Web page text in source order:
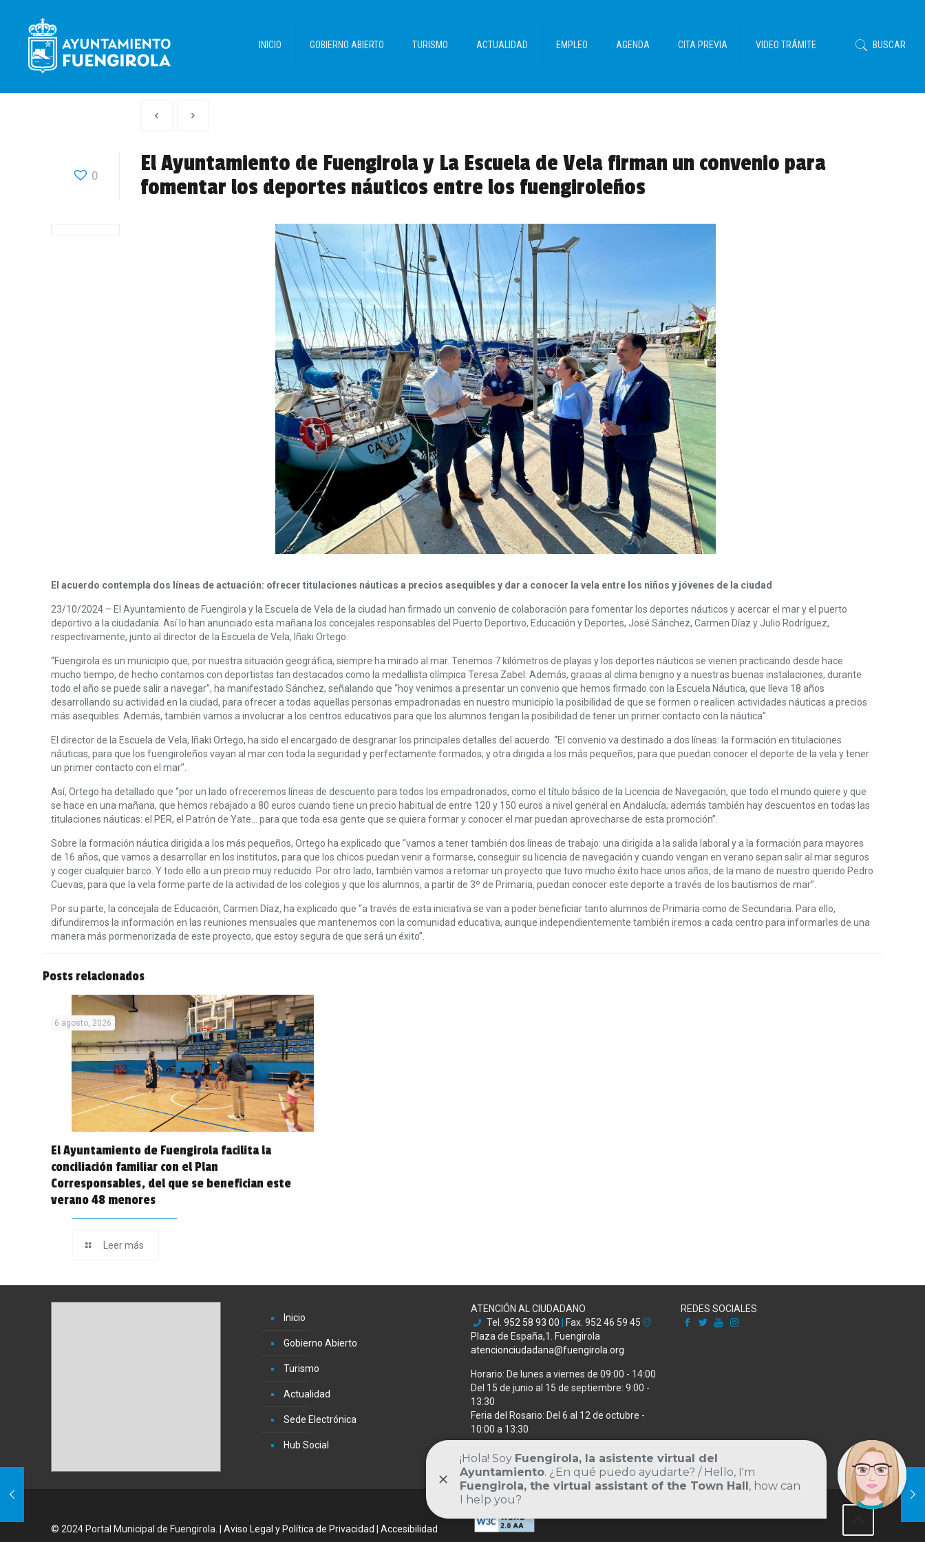
INICIO GOBIERNO ABIERTO TURISMO ACTUALIDAD EMPLEO AGENDA CITA PREVIA VIDEO TRÁMITE BUSCAR
anterior
0
El Ayuntamiento de Fuengirola y La Escuela de Vela firman un convenio para
fomentar los deportes náuticos entre los fuengiroleños
El acuerdo contempla dos líneas de actuación: ofrecer titulaciones náuticas a precios asequibles y dar a conocer la vela entre los niños y jóvenes de la ciudad
23/10/2024 – El Ayuntamiento de Fuengirola y la Escuela de Vela de la ciudad han firmado un convenio de colaboración para fomentar los deportes náuticos y acercar el mar y el puerto
deportivo a la ciudadanía. Así lo han anunciado esta mañana los concejales responsables del Puerto Deportivo, Educación y Deportes, José Sánchez, Carmen Díaz y Julio Rodríguez,
respectivamente, junto al director de la Escuela de Vela, Iñaki Ortego.
“Fuengirola es un municipio que, por nuestra situación geográfica, siempre ha mirado al mar. Tenemos 7 kilómetros de playas y los deportes náuticos se vienen practicando desde hace
mucho tiempo, de hecho contamos con deportistas tan destacados como la medallista olímpica Teresa Zabel. Además, gracias al clima benigno y a nuestras buenas instalaciones, durante
todo el año se puede salir a navegar”, ha manifestado Sánchez, señalando que “hoy venimos a presentar un convenio que hemos firmado con la Escuela Náutica, que lleva 18 años
desarrollando su actividad en la ciudad, para ofrecer a todas aquellas personas empadronadas en nuestro municipio la posibilidad de que se formen o realicen actividades náuticas a precios
más asequibles. Además, también vamos a involucrar a los centros educativos para que los alumnos tengan la posibilidad de tener un primer contacto con la náutica”.
El director de la Escuela de Vela, Iñaki Ortego, ha sido el encargado de desgranar los principales detalles del acuerdo. “El convenio va destinado a dos líneas: la formación en titulaciones
náuticas, para que los fuengiroleños vayan al mar con toda la seguridad y perfectamente formados; y otra dirigida a los más pequeños, para que puedan conocer el deporte de la vela y tener
un primer contacto con el mar”.
Así, Ortego ha detallado que “por un lado ofreceremos líneas de descuento para todos los empadronados, como el título básico de la Licencia de Navegación, que todo el mundo quiere y que
se hace en una mañana, que hemos rebajado a 80 euros cuando tiene un precio habitual de entre 120 y 150 euros a nivel general en Andalucía; además también hay descuentos en todas las
titulaciones náuticas: el PER, el Patrón de Yate… para que toda esa gente que se quiera formar y conocer el mar puedan aprovecharse de esta promoción”.
Sobre la formación náutica dirigida a los más pequeños, Ortego ha explicado que “vamos a tener también dos líneas de trabajo: una dirigida a la salida laboral y a la formación para mayores
de 16 años, que vamos a desarrollar en los institutos, para que los chicos puedan venir a formarse, conseguir su licencia de navegación y cuando vengan en verano sepan salir al mar seguros
y coger cualquier barco. Y todo ello a un precio muy reducido. Por otro lado, también vamos a retomar un proyecto que tuvo mucho éxito hace unos años, de la mano de nuestro querido Pedro
Cuevas, para que la vela forme parte de la actividad de los colegios y que los alumnos, a partir de 3º de Primaria, puedan conocer este deporte a través de los bautismos de mar”.
Por su parte, la concejala de Educación, Carmen Díaz, ha explicado que “a través de esta iniciativa se van a poder beneficiar tanto alumnos de Primaria como de Secundaria. Para ello,
difundiremos la información en las reuniones mensuales que mantenemos con la comunidad educativa, aunque independientemente también iremos a cada centro para informarles de una
manera más pormenorizada de este proyecto, que estoy segura de que será un éxito”.
Posts relacionados
6 agosto, 2026
El Ayuntamiento de Fuengirola facilita la
conciliación familiar con el Plan
Corresponsables, del que se benefician este
verano 48 menores
Leer más
Inicio
Gobierno Abierto
Turismo
Actualidad
Sede Electrónica
Hub Social
ATENCIÓN AL CIUDADANO
Tel. 952 58 93 00
Fax. 952 46 59 45
Plaza de España,1. Fuengirola
atencionciudadana@fuengirola.org
Horario: De lunes a viernes de 09:00 - 14:00
Del 15 de junio al 15 de septiembre: 9:00 -
13:30
Feria del Rosario: Del 6 al 12 de octubre -
10:00 a 13:30
DIRECTORIO MUNICIPAL
REDES SOCIALES
Facebook
X Youtube
Volver
© 2024 Portal Municipal de Fuengirola. |Aviso Legal y Política de Privacidad |Accesibilidad